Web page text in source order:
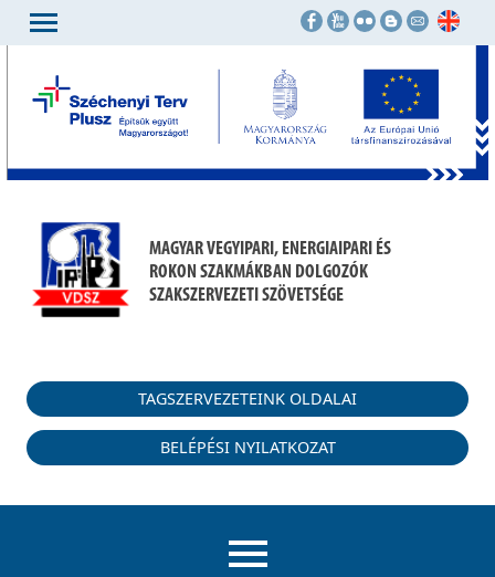
MAGYAR VEGYIPARI, ENERGIAIPARI ÉS
ROKON SZAKMÁKBAN DOLGOZÓK
SZAKSZERVEZETI SZÖVETSÉGE
TAGSZERVEZETEINK OLDALAI
BELÉPÉSI NYILATKOZAT